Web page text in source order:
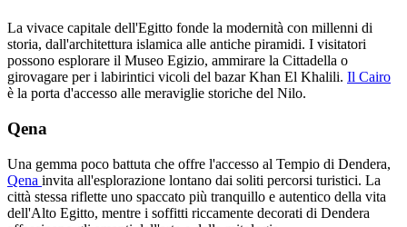
La vivace capitale dell'Egitto fonde la modernità con millenni di
storia, dall'architettura islamica alle antiche piramidi. I visitatori
possono esplorare il Museo Egizio, ammirare la Cittadella o
girovagare per i labirintici vicoli del bazar Khan El Khalili. Il Cairo
è la porta d'accesso alle meraviglie storiche del Nilo.
Qena
Una gemma poco battuta che offre l'accesso al Tempio di Dendera,
Qena invita all'esplorazione lontano dai soliti percorsi turistici. La
città stessa riflette uno spaccato più tranquillo e autentico della vita
dell'Alto Egitto, mentre i soffitti riccamente decorati di Dendera